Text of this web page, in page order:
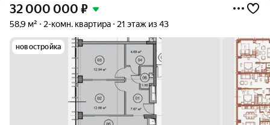
32 000 000 ₽
58,9 м² 2-комн. квартира 21 этаж из 43
новостройка